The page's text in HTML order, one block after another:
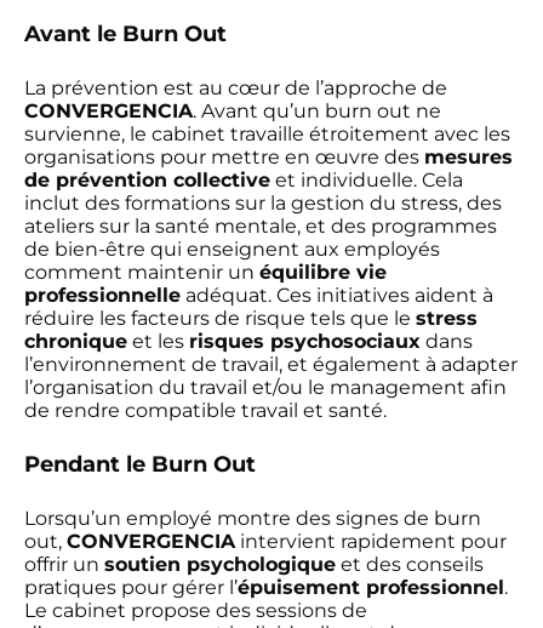
Avant le Burn Out
La prévention est au cœur de l’approche de
CONVERGENCIA. Avant qu’un burn out ne
survienne, le cabinet travaille étroitement avec les
organisations pour mettre en œuvre des mesures
de prévention collective et individuelle. Cela
inclut des formations sur la gestion du stress, des
ateliers sur la santé mentale, et des programmes
de bien-être qui enseignent aux employés
comment maintenir un équilibre vie
professionnelle adéquat. Ces initiatives aident à
réduire les facteurs de risque tels que le stress
chronique et les risques psychosociaux dans
l’environnement de travail, et également à adapter
l’organisation du travail et/ou le management afin
de rendre compatible travail et santé.
Pendant le Burn Out
Lorsqu’un employé montre des signes de burn
out, CONVERGENCIAintervient rapidement pour
offrir un soutien psychologique et des conseils
pratiques pour gérer l’épuisement professionnel.
Le cabinet propose des sessions de